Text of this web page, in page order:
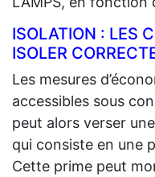
ISOLATION : LES
ISOLER
Les mesures
accessibles sous
peut alors verser
qui consiste en une
Cette prime peut